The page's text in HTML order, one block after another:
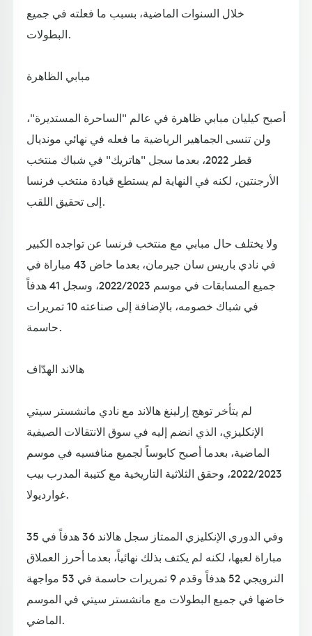
خلال السنوات الماضية، بسبب ما فعلته في جميع
البطولات.
مبابي الظاهرة
أصبح كيليان مبابي ظاهرة في عالم "الساحرة المستديرة"،
ولن تنسى الجماهير الرياضية ما فعله في نهائي مونديال
قطر 2022، بعدما سجل "هاتريك" في شباك منتخب
الأرجنتين، لكنه في النهاية لم يستطع قيادة منتخب فرنسا
إلى تحقيق اللقب.
ولا يختلف حال مبابي مع منتخب فرنسا عن تواجده الكبير
في نادي باريس سان جيرمان، بعدما خاض 43 مباراة في
جميع المسابقات في موسم 2022/2023، وسجل 41 هدفاً
في شباك خصومه، بالإضافة إلى صناعته 10 تمريرات
حاسمة.
هالاند الهدّاف
لم يتأخر توهج إرلينغ هالاند مع نادي مانشستر سيتي
الإنكليزي، الذي انضم إليه في سوق الانتقالات الصيفية
الماضية، بعدما أصبح كابوساً لجميع منافسيه في موسم
2022/2023، وحقق الثلاثية التاريخية مع كتيبة المدرب بيب
غوارديولا.
وفي الدوري الإنكليزي الممتاز سجل هالاند 36 هدفاً في 35
مباراة لعبها، لكنه لم يكتف بذلك نهائياً، بعدما أحرز العملاق
النرويجي 52 هدفاً وقدم 9 تمريرات حاسمة في 53 مواجهة
خاضها في جميع البطولات مع مانشستر سيتي في الموسم
الماضي.